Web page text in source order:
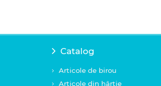
Catalog
Articole de birou
Articole din hârtie